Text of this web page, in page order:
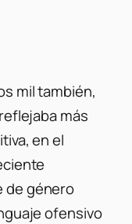
mil también,
más
en el
de género
ofensivo